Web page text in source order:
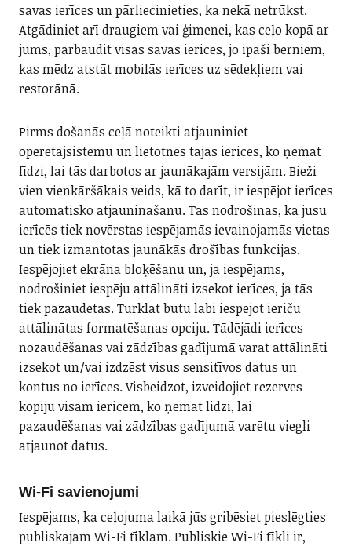
savas ierīces un pārliecinieties, ka nekā netrūkst.
Atgādiniet arī draugiem vai ģimenei, kas ceļo kopā ar
jums, pārbaudīt visas savas ierīces, jo īpaši bērniem,
kas mēdz atstāt mobilās ierīces uz sēdekļiem vai
restorānā.
Pirms došanās ceļā noteikti atjauniniet
operētājsistēmu un lietotnes tajās ierīcēs, ko ņemat
līdzi, lai tās darbotos ar jaunākajām versijām. Bieži
vien vienkāršākais veids, kā to darīt, ir iespējot ierīces
automātisko atjaunināšanu. Tas nodrošinās, ka jūsu
ierīcēs tiek novērstas iespējamās ievainojamās vietas
un tiek izmantotas jaunākās drošības funkcijas.
Iespējojiet ekrāna bloķēšanu un, ja iespējams,
nodrošiniet iespēju attālināti izsekot ierīces, ja tās
tiek pazaudētas. Turklāt būtu labi iespējot ierīču
attālinātas formatēšanas opciju. Tādējādi ierīces
nozaudēšanas vai zādzības gadījumā varat attālināti
izsekot un/vai izdzēst visus sensitīvos datus un
kontus no ierīces. Visbeidzot, izveidojiet rezerves
kopiju visām ierīcēm, ko ņemat līdzi, lai
pazaudēšanas vai zādzības gadījumā varētu viegli
atjaunot datus.
Wi-Fi savienojumi
Iespējams, ka ceļojuma laikā jūs gribēsiet pieslēgties
publiskajam Wi-Fi tīklam. Publiskie Wi-Fi tīkli ir,